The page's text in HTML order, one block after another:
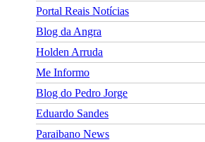
Portal Reais Notí­cias
Blog da Angra
Holden Arruda
Me Informo
Blog do Pedro Jorge
Eduardo Sandes
Paraibano News